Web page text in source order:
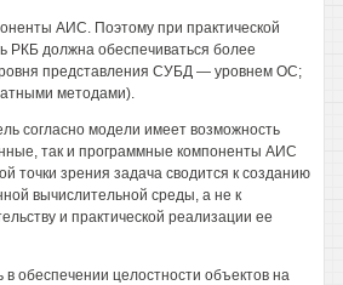
АИС. Поэтому при практической
РКБ должна обеспечиваться более
представления СУБД — уровнем ОС;
методами).
согласно модели имеет возможность
так и программные компоненты АИС
точки зрения задача сводится к созданию
вычислительной среды, а не к
и практической реализации ее
в обеспечении целостности объектов на